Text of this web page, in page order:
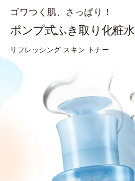
ゴワつく肌、さっぱり！
ポンプ式ふき取り化粧水
リフレッシング スキン トナー